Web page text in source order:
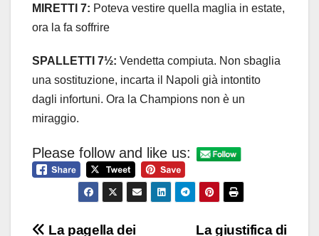
MIRETTI 7: Poteva vestire quella maglia in estate,
ora la fa soffrire
SPALLETTI 7½: Vendetta compiuta. Non sbaglia
una sostituzione, incarta il Napoli già intontito
dagli infortuni. Ora la Champions non è un
miraggio.
Please follow and like us:
La giustifica di
La pagella dei